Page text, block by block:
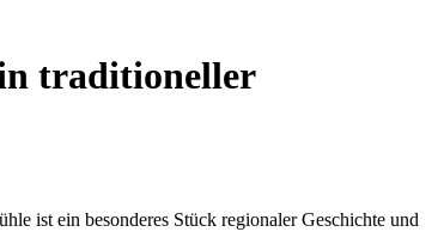
traditioneller
ist ein besonderes Stück regionaler Geschichte und